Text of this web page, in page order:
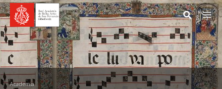
Ir
al
contenido
Academia